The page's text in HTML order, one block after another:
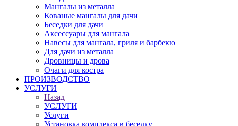
Мангалы из металла
Кованые мангалы для дачи
Беседки для дачи
Аксессуары для мангала
Навесы для мангала, гриля и барбекю
Для дачи из металла
Дровницы и дрова
Очаги для костра
ПРОИЗВОДСТВО
УСЛУГИ
Назад
УСЛУГИ
Услуги
Установка комплекса в беседку